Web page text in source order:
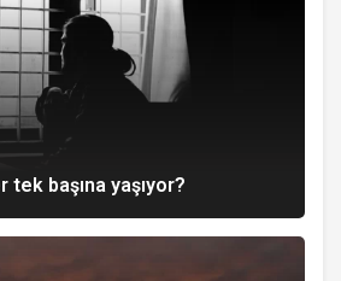
tek başına yaşıyor?